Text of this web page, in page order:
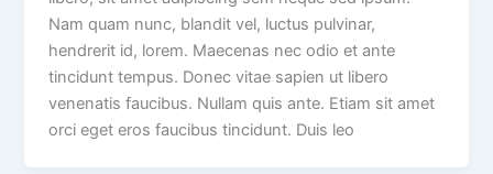
Nam quam nunc, blandit vel, luctus pulvinar,
hendrerit id, lorem. Maecenas nec odio et ante
tincidunt tempus. Donec vitae sapien ut libero
venenatis faucibus. Nullam quis ante. Etiam sit amet
orci eget eros faucibus tincidunt. Duis leo